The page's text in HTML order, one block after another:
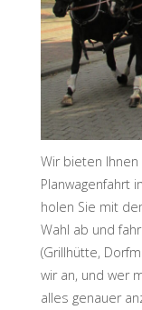
Wir bieten
Planwagenfahrt
holen Sie mit
Wahl ab und
(Grillhütte,
wir an, und wer
alles genauer